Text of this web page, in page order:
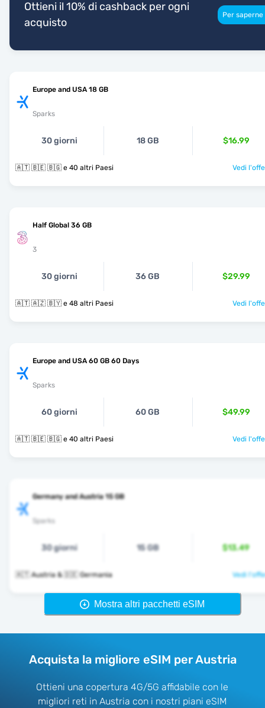
Ottieni il 10% di cashback per ogni
acquisto
Per saperne
Europe and USA 18 GB
Sparks
30 giorni 18 GB $16.99
🇦🇹 🇧🇪 🇧🇬 e 40 altri Paesi Vedi
Half Global 36 GB
3
30 giorni 36 GB $29.99
🇦🇹 🇦🇿 🇧🇾 e 48 altri Paesi Vedi
Europe and USA 60 GB 60 Days
Sparks
60 giorni 60 GB $49.99
🇦🇹 🇧🇪 🇧🇬 e 40 altri Paesi Vedi
Germany and Austria 15 GB
Sparks
30 giorni 15 GB $13.49
🇦🇹 Austria & 🇩🇪 Germania Vedi
Mostra altri pacchetti eSIM
Acquista la migliore eSIM per Austria
Ottieni una copertura 4G/5G affidabile con le
migliori reti in Austria con i nostri piani eSIM